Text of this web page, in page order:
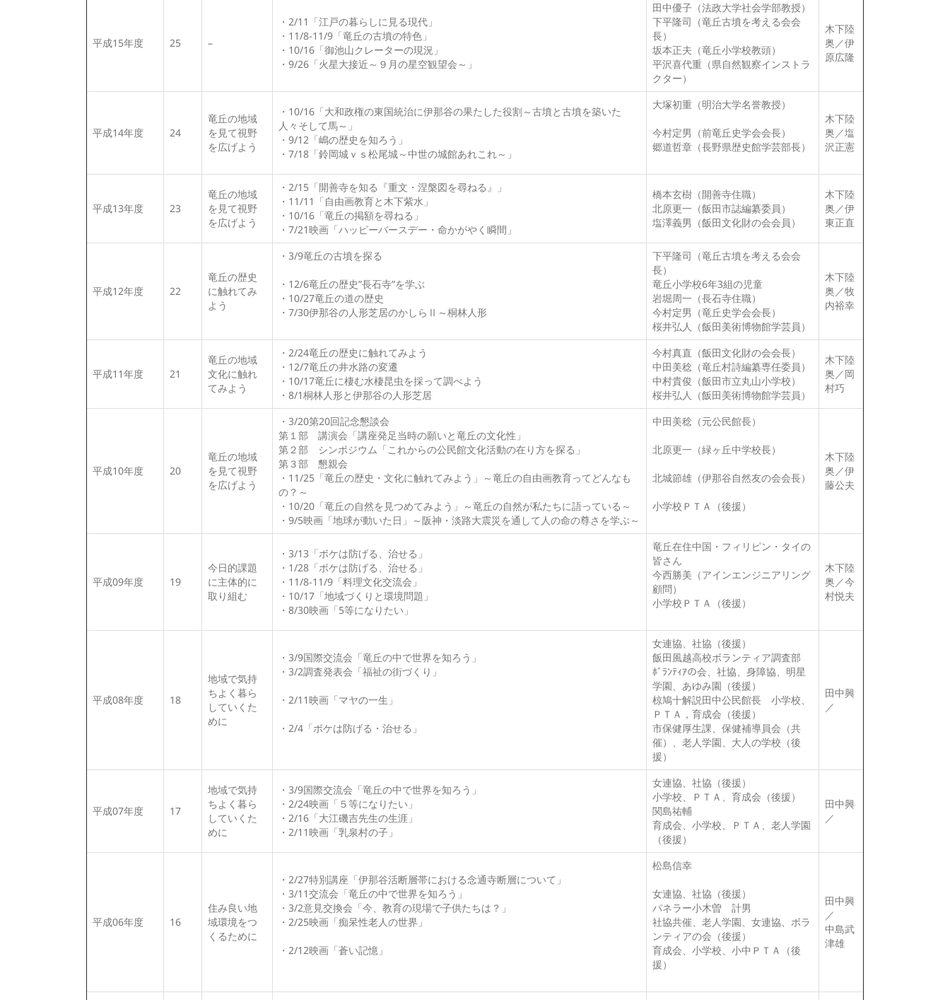
平成15年度 25 –
・2/11「江戸の暮らしに見る現代」
・11/8-11/9「竜丘の古墳の特色」
・10/16「御池山クレーターの現況」
・9/26「火星大接近～９月の星空観望会～」
田中優子（法政大学社会学部教授）
下平隆司（竜丘古墳を考える会会
長）
坂本正夫（竜丘小学校教頭）
平沢喜代重（県自然観察インストラ
クター）
木下陸
奥／伊
原広隆
平成14年度 24
竜丘の地域
を見て視野
を広げよう
・10/16「大和政権の東国統治に伊那谷の果たした役割～古墳と古墳を築いた
人々そして馬～」
・9/12「嶋の歴史を知ろう」
・7/18「鈴岡城ｖｓ松尾城～中世の城館あれこれ～」
大塚初重（明治大学名誉教授）
今村定男（前竜丘史学会会長）
郷道哲章（長野県歴史館学芸部長）
木下陸
奥／塩
沢正憲
平成13年度 23
竜丘の地域
を見て視野
を広げよう
・2/15「開善寺を知る『重文・涅槃図を尋ねる』」
・11/11「自由画教育と木下紫水」
・10/16「竜丘の掲額を尋ねる」
・7/21映画「ハッピーバースデー・命かがやく瞬間」
橋本玄樹（開善寺住職）
北原更一（飯田市誌編纂委員）
塩澤義男（飯田文化財の会会員）
木下陸
奥／伊
東正直
平成12年度 22
竜丘の歴史
に触れてみ
よう
・3/9竜丘の古墳を探る
・12/6竜丘の歴史”長石寺”を学ぶ
・10/27竜丘の道の歴史
・7/30伊那谷の人形芝居のかしらⅡ～桐林人形
下平隆司（竜丘古墳を考える会会
長）
竜丘小学校6年3組の児童
岩堀周一（長石寺住職）
今村定男（竜丘史学会会長）
桜井弘人（飯田美術博物館学芸員）
木下陸
奥／牧
内裕幸
平成11年度 21
竜丘の地域
文化に触れ
てみよう
・2/24竜丘の歴史に触れてみよう
・12/7竜丘の井水路の変遷
・10/17竜丘に棲む水棲昆虫を採って調べよう
・8/1桐林人形と伊那谷の人形芝居
今村真直（飯田文化財の会会長）
中田美稔（竜丘村詩編纂専任委員）
中村貴俊（飯田市立丸山小学校）
桜井弘人（飯田美術博物館学芸員）
木下陸
奥／岡
村巧
平成10年度 20
竜丘の地域
を見て視野
を広げよう
・3/20第20回記念懇談会
第１部 講演会「講座発足当時の願いと竜丘の文化性」
第２部 シンポジウム「これからの公民館文化活動の在り方を探る」
第３部 懇親会
・11/25「竜丘の歴史・文化に触れてみよう」～竜丘の自由画教育ってどんなも
の？～
・10/20「竜丘の自然を見つめてみよう」～竜丘の自然が私たちに語っている～
・9/5映画「地球が動いた日」～阪神・淡路大震災を通して人の命の尊さを学ぶ～
中田美稔（元公民館長）
北原更一（緑ヶ丘中学校長）
北城節雄（伊那谷自然友の会会長）
小学校ＰＴＡ（後援）
木下陸
奥／伊
藤公夫
平成09年度 19
今日的課題
に主体的に
取り組む
・3/13「ボケは防げる、治せる」
・1/28「ボケは防げる、治せる」
・11/8-11/9「料理文化交流会」
・10/17「地域づくりと環境問題」
・8/30映画「5等になりたい」
竜丘在住中国・フィリピン・タイの
皆さん
今西勝美（アインエンジニアリング
顧問）
小学校ＰＴＡ（後援）
木下陸
奥／今
村悦夫
平成08年度 18
地域で気持
ちよく暮ら
していくた
めに
・3/9国際交流会「竜丘の中で世界を知ろう」
・3/2調査発表会「福祉の街づくり」
・2/11映画「マヤの一生」
・2/4「ボケは防げる・治せる」
女連協、社協（後援）
飯田風越高校ボランティア調査部
ﾎﾞﾗﾝﾃｨｱの会、社協、身障協、明星
学園、あゆみ園（後援）
椋鳩十解説田中公民館長 小学校、
ＰＴＡ，育成会（後援）
市保健厚生課、保健補導員会（共
催）、老人学園、大人の学校（後
援）
田中興
／
平成07年度 17
地域で気持
ちよく暮ら
していくた
めに
・3/9国際交流会「竜丘の中で世界を知ろう」
・2/24映画「５等になりたい」
・2/16「大江磯吉先生の生涯」
・2/11映画「乳泉村の子」
女連協、社協（後援）
小学校、ＰＴＡ、育成会（後援）
関島祐輔
育成会、小学校、ＰＴＡ、老人学園
（後援）
田中興
／
平成06年度 16
住み良い地
域環境をつ
くるために
・2/27特別講座「伊那谷活断層帯における念通寺断層について」
・3/11交流会「竜丘の中で世界を知ろう」
・3/2意見交換会「今、教育の現場で子供たちは？」
・2/25映画「痴呆性老人の世界」
・2/12映画「蒼い記憶」
松島信幸
女連協、社協（後援）
パネラー小木曽 計男
社協共催、老人学園、女連協、ボラ
ンティアの会（後援）
育成会、小学校、小中ＰＴＡ（後
援）
田中興
／
中島武
津雄